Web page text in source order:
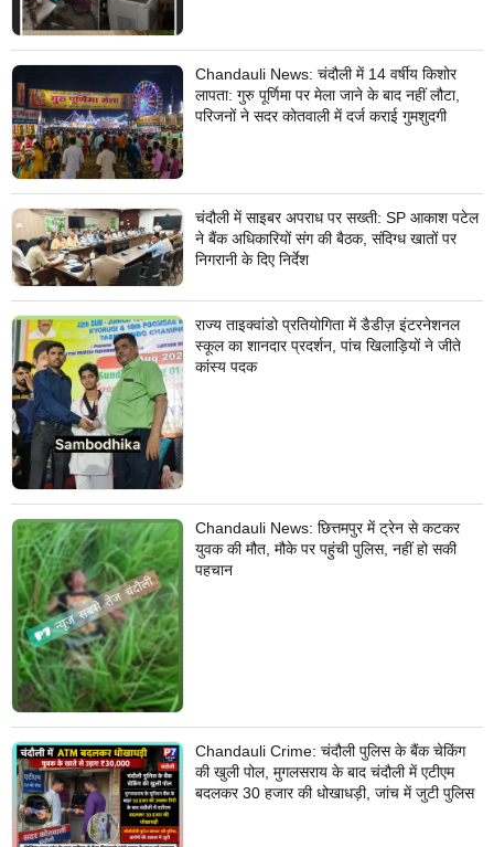
Chandauli News: चंदौली में 14 वर्षीय किशोर
लापता: गुरु पूर्णिमा पर मेला जाने के बाद नहीं लौटा,
परिजनों ने सदर कोतवाली में दर्ज कराई गुमशुदगी
चंदौली में साइबर अपराध पर सख्ती: SP आकाश पटेल
ने बैंक अधिकारियों संग की बैठक, संदिग्ध खातों पर
निगरानी के दिए निर्देश
राज्य ताइक्वांडो प्रतियोगिता में डैडीज़ इंटरनेशनल
स्कूल का शानदार प्रदर्शन, पांच खिलाड़ियों ने जीते
कांस्य पदक
Chandauli News: छित्तमपुर में ट्रेन से कटकर
युवक की मौत, मौके पर पहुंची पुलिस, नहीं हो सकी
पहचान
Chandauli Crime: चंदौली पुलिस के बैंक चेकिंग
की खुली पोल, मुगलसराय के बाद चंदौली में एटीएम
बदलकर 30 हजार की धोखाधड़ी, जांच में जुटी पुलिस